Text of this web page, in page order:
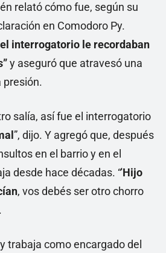
relató cómo fue, según su
en Comodoro Py.
interrogatorio le recordaban
y aseguró que atravesó una
presión.
salía, así fue el interrogatorio
”, dijo. Y agregó que, después
en el barrio y en el
desde hace décadas. “'Hijo
, vos debés ser otro chorro
y trabaja como encargado del